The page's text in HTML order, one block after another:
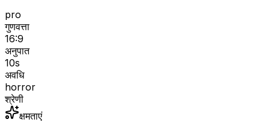
pro
गुणवत्ता
16:9
अनुपात
10s
अवधि
horror
श्रेणी
क्षमताएं